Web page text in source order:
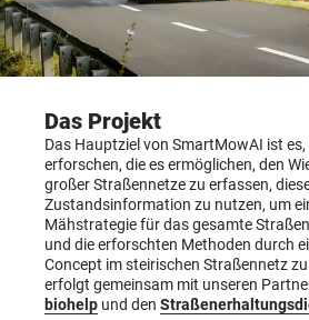
Das Projekt
Das Hauptziel von SmartMowAI ist
erforschen, die es ermöglichen, den
großer Straßennetze zu erfassen,
Zustandsinformation zu nutzen, um
Mähstrategie für das gesamte
und die erforschten Methoden durch
Concept im steirischen Straßennetz
erfolgt gemeinsam mit unseren
biohelp und den